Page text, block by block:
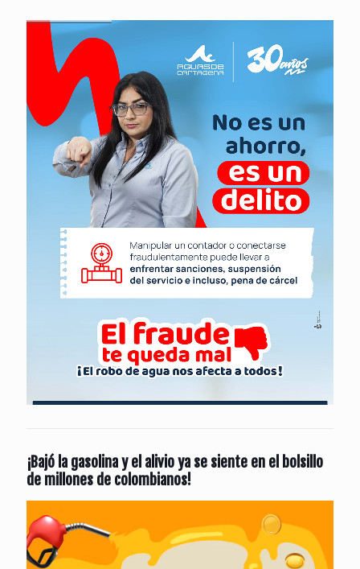
¡Bajó la gasolina y el alivio ya se siente en el bolsillo
de millones de colombianos!
de
vídeo